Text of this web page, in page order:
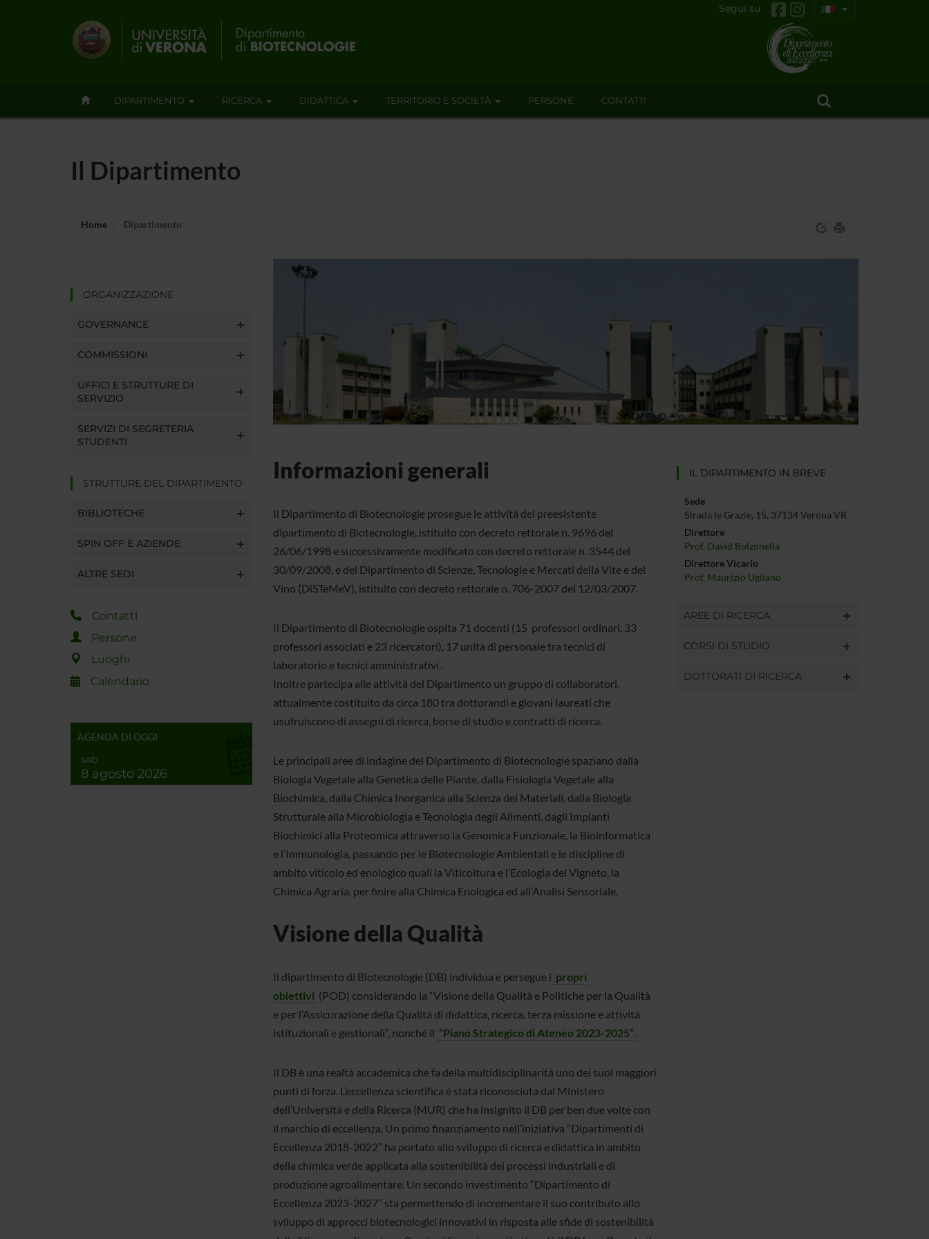
Segui su
DIPARTIMENTO RICERCA DIDATTICA TERRITORIO E SOCIETÀ PERSONE CONTATTI
Il Dipartimento
Home Dipartimento
ORGANIZZAZIONE
GOVERNANCE
COMMISSIONI
UFFICI E STRUTTURE DI
SERVIZIO
SERVIZI DI SEGRETERIA
STUDENTI
STRUTTURE DEL DIPARTIMENTO
BIBLIOTECHE
SPIN OFF E AZIENDE
ALTRE SEDI
Contatti
Persone
Luoghi
Calendario
AGENDA DI OGGI
sab
8 agosto 2026
Informazioni generali
Il Dipartimento di Biotecnologie prosegue le attività del preesistente
dipartimento di Biotecnologie, istituito con decreto rettorale n. 9696 del
26/06/1998 e successivamente modificato con decreto rettorale n. 3544 del
30/09/2008, e del Dipartimento di Scienze, Tecnologie e Mercati della Vite e del
Vino (DiSTeMeV), istituito con decreto rettorale n. 706-2007 del 12/03/2007.
Il Dipartimento di Biotecnologie ospita 71 docenti (15 professori ordinari, 33
professori associati e 23 ricercatori), 17 unità di personale tra tecnici di
laboratorio e tecnici amministrativi .
Inoltre partecipa alle attività del Dipartimento un gruppo di collaboratori,
attualmente costituito da circa 180 tra dottorandi e giovani laureati che
usufruiscono di assegni di ricerca, borse di studio e contratti di ricerca.
Le principali aree di indagine del Dipartimento di Biotecnologie spaziano dalla
Biologia Vegetale alla Genetica delle Piante, dalla Fisiologia Vegetale alla
Biochimica, dalla Chimica Inorganica alla Scienza dei Materiali, dalla Biologia
Strutturale alla Microbiologia e Tecnologia degli Alimenti, dagli Impianti
Biochimici alla Proteomica attraverso la Genomica Funzionale, la Bioinformatica
e l’Immunologia, passando per le Biotecnologie Ambientali e le discipline di
ambito viticolo ed enologico quali la Viticoltura e l’Ecologia del Vigneto, la
Chimica Agraria, per finire alla Chimica Enologica ed all’Analisi Sensoriale.
Visione della Qualità
Il dipartimento di Biotecnologie (DB) individua e persegue i propri
obiettivi (POD) considerando la “Visione della Qualità e Politiche per la Qualità
e per l’Assicurazione della Qualità di didattica, ricerca, terza missione e attività
istituzionali e gestionali”, nonché il “Piano Strategico di Ateneo 2023-2025”
Il DB è una realtà accademica che fa della multidisciplinarità uno dei suoi maggiori
punti di forza. L’eccellenza scientifica è stata riconosciuta dal Ministero
dell’Università e della Ricerca (MUR) che ha insignito il DB per ben due volte con
il marchio di eccellenza. Un primo finanziamento nell’iniziativa “Dipartimenti di
Eccellenza 2018-2022” ha portato allo sviluppo di ricerca e didattica in ambito
della chimica verde applicata alla sostenibilità dei processi industriali e di
produzione agroalimentare. Un secondo investimento “Dipartimento di
Eccellenza 2023-2027” sta permettendo di incrementare il suo contributo allo
sviluppo di approcci biotecnologici innovativi in risposta alle sfide di sostenibilità
IL DIPARTIMENTO IN BREVE
Sede
Strada le Grazie, 15, 37134 Verona VR
Direttore
Prof. David Bolzonella
Direttore Vicario
Prof. Maurizio Ugliano
AREE DI RICERCA
CORSI DI STUDIO
DOTTORATI DI RICERCA